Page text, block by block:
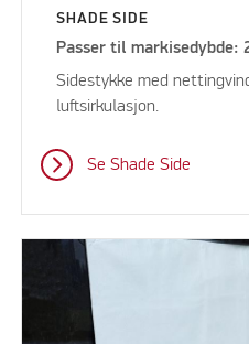
SHADE SIDE
Passer til markisedybde:
Sidestykke med
luftsirkulasjon.
Se Shade Side